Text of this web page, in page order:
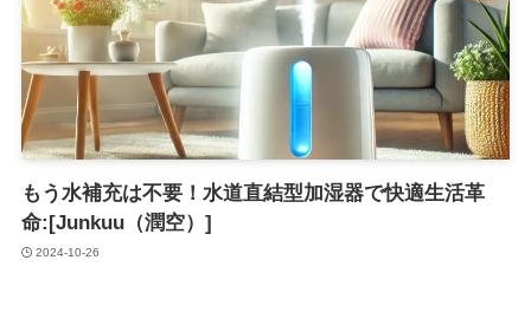
もう水補充は不要！水道直結型加湿器で快適生活革
命:[Junkuu（潤空）]
2024-10-26